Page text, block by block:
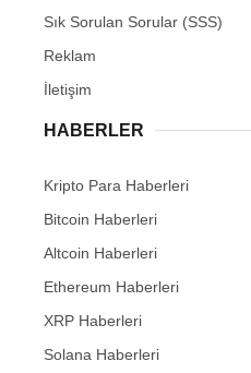
Sık Sorulan Sorular (SSS)
Reklam
İletişim
HABERLER
Kripto Para Haberleri
Bitcoin Haberleri
Altcoin Haberleri
Ethereum Haberleri
XRP Haberleri
Solana Haberleri